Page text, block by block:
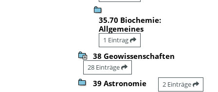
35.70 Biochemie:
Allgemeines
1 Eintrag
38 Geowissenschaften
28 Einträge
39 Astronomie 2 Einträge